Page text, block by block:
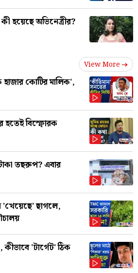
কী হয়েছে অভিনেত্রীর?
View More
হাজার কোটির মালিক',
হতেই বিস্ফোরক
তছরুপ? এবার
'খেয়েছে' ছাগলে,
কীভাবে 'টার্গেট' ঠিক